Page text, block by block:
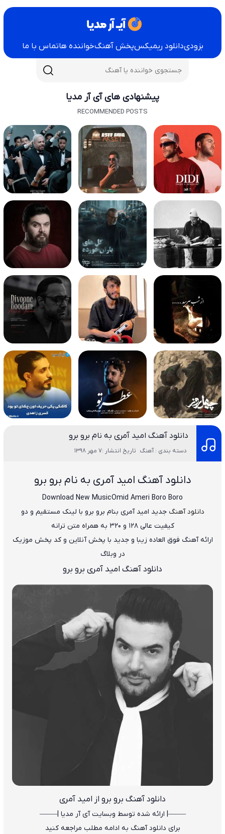
بزودیدانلود ریمیکسپخش آهنگخواننده هاتماس با ما
پیشنهادی های آی آر مدیا
RECOMMENDED POSTS
دانلود آهنگ امید آمری به نام برو برو
دسته بندی : آهنگ تاریخ انتشار :7 مهر 1398
دانلود آهنگ امید آمری به نام برو برو
Download New MusicOmid Ameri Boro Boro
دانلود آهنگ جدید امید آمری بنام برو برو با لینک مستقیم و دو
کیفیت عالی ۱۲۸ و ۳۲۰ به همراه متن ترانه
ارائه آهنگ فوق العاده زیبا و جدید با پخش آنلاین و کد پخش موزیک
در وبلاگ
دانلود آهنگ امید آمری برو برو
دانلود آهنگ برو برو از امید آمری
——–| ارائه شده توسط وبسایت آی آر مدیا |—–—
برای دانلود آهنگ به ادامه مطلب مراجعه کنید